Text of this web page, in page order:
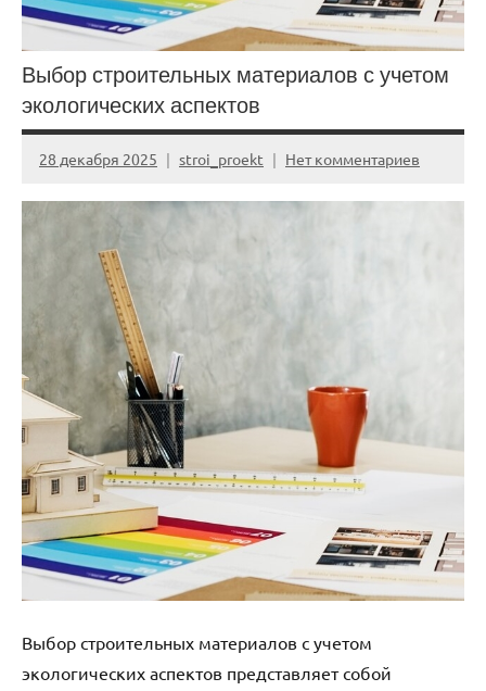
Выбор строительных материалов с учетом
экологических аспектов
28 декабря 2025 stroi_proekt Нет комментариев
Выбор строительных материалов с учетом
экологических аспектов представляет собой